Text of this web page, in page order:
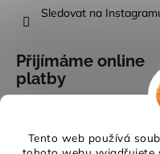
Tento web používá
Sledovat na
Přijímáme online
platby